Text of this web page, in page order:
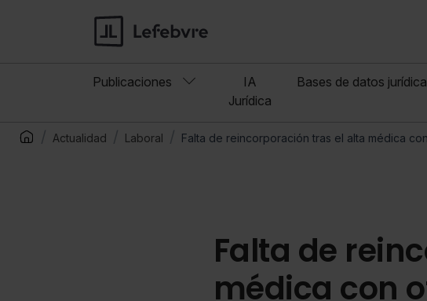
Publicaciones
IA
Jurídica
Bases de datos
Actualidad Laboral Falta de reincorporación tras el alta médica
Falta de
médica con